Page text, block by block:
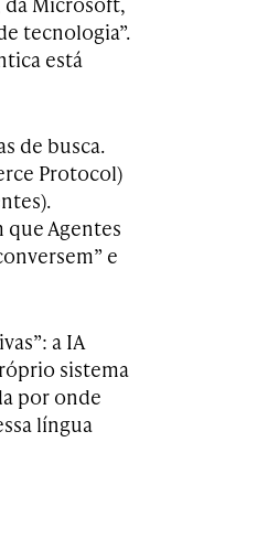
tecnologia”.
está
de busca.
Protocol)
Agentes
e
a IA
sistema
por onde
língua